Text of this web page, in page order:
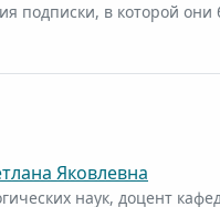
подписки, в которой они
Яковлевна
наук, доцент